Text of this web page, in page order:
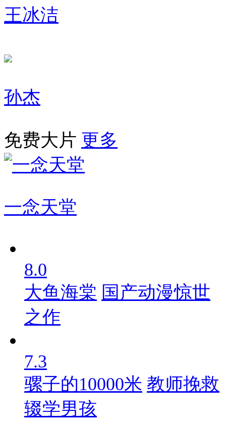
王冰洁
孙杰
免费大片 更多
一念天堂
8.0
大鱼海棠 国产动漫惊世
之作
7.3
骡子的10000米 教师挽救
辍学男孩